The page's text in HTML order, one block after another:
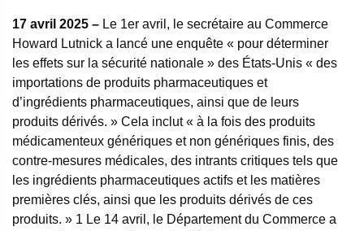
17 avril 2025 – Le 1er avril, le secrétaire au Commerce
Howard Lutnick a lancé une enquête « pour déterminer
les effets sur la sécurité nationale » des États-Unis « des
importations de produits pharmaceutiques et
d’ingrédients pharmaceutiques, ainsi que de leurs
produits dérivés. » Cela inclut « à la fois des produits
médicamenteux génériques et non génériques finis, des
contre-mesures médicales, des intrants critiques tels que
les ingrédients pharmaceutiques actifs et les matières
premières clés, ainsi que les produits dérivés de ces
produits. » 1 Le 14 avril, le Département du Commerce a